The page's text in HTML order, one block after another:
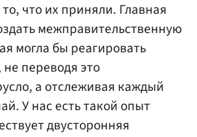
что их приняли. Главная
межправительственную
могла бы реагировать
переводя это
а отслеживая каждый
У нас есть такой опыт
двусторонняя